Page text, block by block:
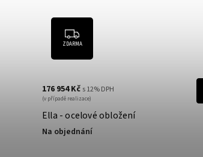
ZDARMA
Ella - ocelové obložení
Na objednání
176 954 Kč s 12% DPH
(v případě realizace)